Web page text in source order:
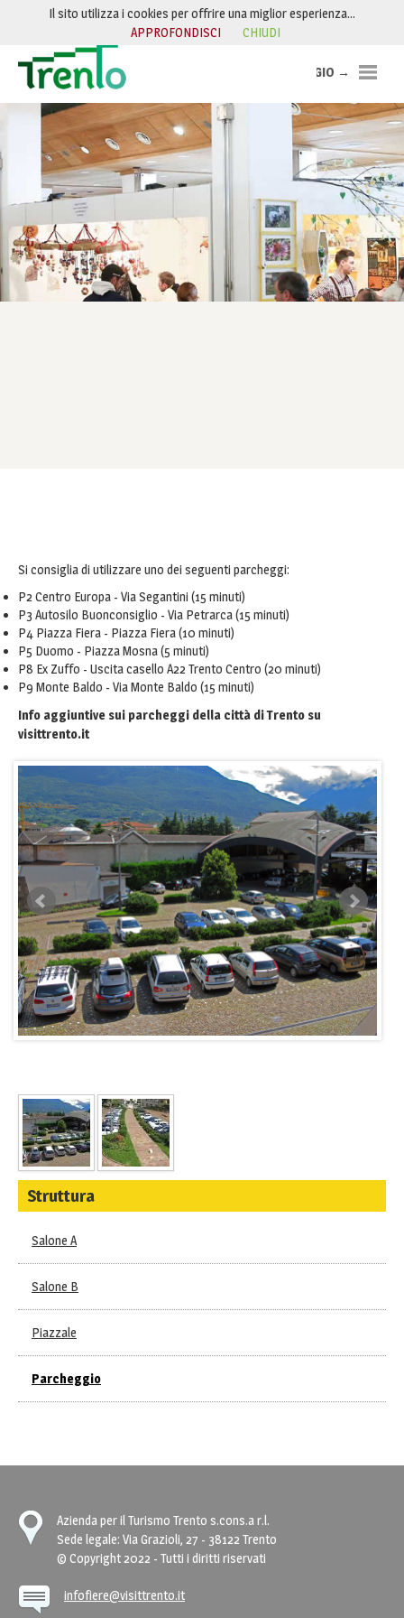
Skip to Content
Si consiglia di utilizzare uno dei seguenti parcheggi:
P2 Centro Europa - Via Segantini (15 minuti)
P3 Autosilo Buonconsiglio - Via Petrarca (15 minuti)
P4 Piazza Fiera - Piazza Fiera (10 minuti)
P5 Duomo - Piazza Mosna (5 minuti)
P8 Ex Zuffo - Uscita casello A22 Trento Centro (20 minuti)
P9 Monte Baldo - Via Monte Baldo (15 minuti)
Info aggiuntive sui parcheggi della città di Trento su
visittrento.it
Struttura
Salone A
Salone B
Piazzale
Parcheggio
Azienda per il Turismo Trento s.cons.a r.l.
Sede legale: Via Grazioli, 27 - 38122 Trento
© Copyright 2022 - Tutti i diritti riservati
infofiere@visittrento.it
Il sito utilizza i cookies per offrire una miglior esperienza…
APPROFONDISCI
CHIUDI